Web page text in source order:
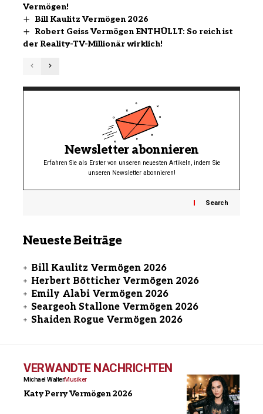
Vermögen!
Bill Kaulitz Vermögen 2026
Robert Geiss Vermögen ENTHÜLLT: So reich ist
der Reality-TV-Millionär wirklich!
Newsletter abonnieren
Erfahren Sie als Erster von unseren neuesten Artikeln, indem Sie
unseren Newsletter abonnieren!
Search
Neueste Beiträge
Bill Kaulitz Vermögen 2026
Herbert Bötticher Vermögen 2026
Emily Alabi Vermögen 2026
Seargeoh Stallone Vermögen 2026
Shaiden Rogue Vermögen 2026
VERWANDTE NACHRICHTEN
Michael WalterMusiker
Katy Perry Vermögen 2026